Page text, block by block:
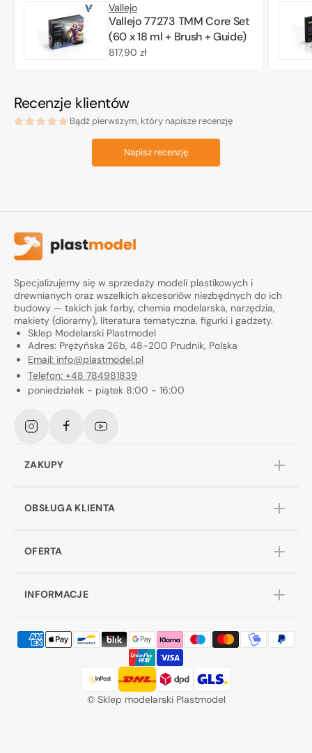
Vallejo
Vallejo 77273 TMM Core Set
(60 x 18 ml + Brush + Guide)
Cena
817,90 zł
Recenzje klientów
Bądź pierwszym, który napisze recenzję
Napisz recenzję
Specjalizujemy się w sprzedaży modeli plastikowych i
drewnianych oraz wszelkich akcesoriów niezbędnych do ich
budowy — takich jak farby, chemia modelarska, narzędzia,
makiety (dioramy), literatura tematyczna, figurki i gadżety.
Sklep Modelarski Plastmodel
Adres: Prężyńska 26b, 48-200 Prudnik, Polska
Email: info@plastmodel.pl
Telefon: +48 784981839
poniedziałek - piątek 8:00 - 16:00
InstagramFacebookYouTube
ZAKUPY
OBSŁUGA KLIENTA
OFERTA
INFORMACJE
© Sklep modelarski Plastmodel